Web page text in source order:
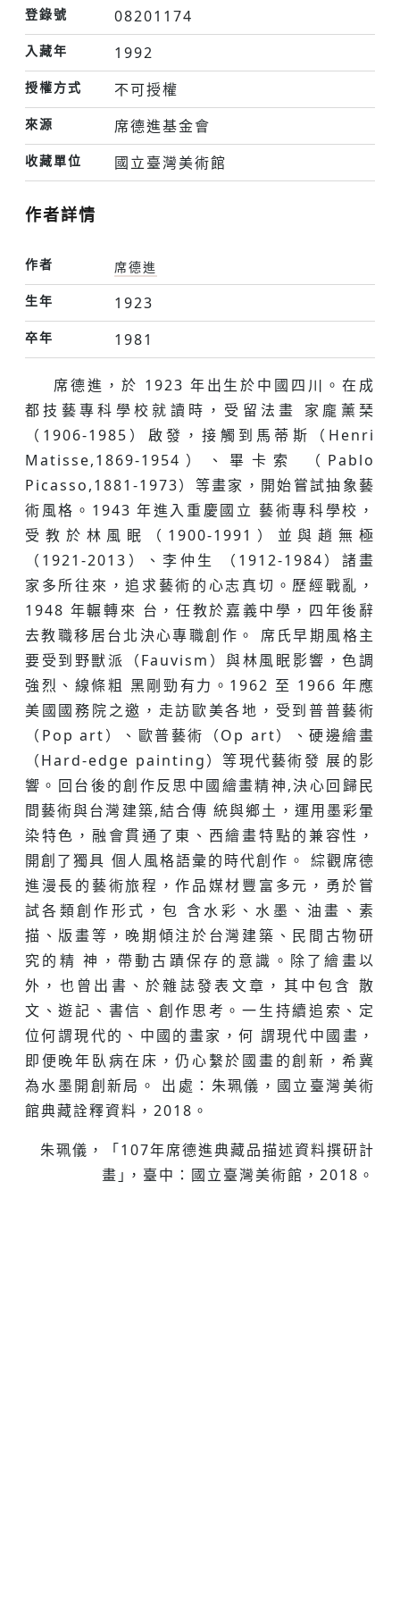
登錄號 08201174
入藏年 1992
授權方式 不可授權
來源 席德進基金會
收藏單位 國立臺灣美術館
作者詳情
作者
席德進
生年
1923
卒年 1981
席德進，於 1923 年出⽣於中國四川。在成
都技藝專科學校就讀時，受留法畫 家龐薰琹
（1906-1985）啟發，接觸到⾺蒂斯（Henri
Matisse,1869-1954）、畢卡索 （Pablo
Picasso,1881-1973）等畫家，開始嘗試抽象藝
術風格。1943 年進入重慶國⽴ 藝術專科學校，
受教於林風眠（1900-1991）並與趙無極
（1921-2013）、李仲⽣ （1912-1984）諸畫
家多所往來，追求藝術的⼼志真切。歷經戰亂，
1948 年輾轉來 台，任教於嘉義中學，四年後辭
去教職移居台北決⼼專職創作。 席氏早期風格主
要受到野獸派（Fauvism）與林風眠影響，⾊調
強烈、線條粗 ⿊剛勁有⼒。1962 至 1966 年應
美國國務院之邀，⾛訪歐美各地，受到普普藝術
（Pop art）、歐普藝術（Op art）、硬邊繪畫
（Hard-edge painting）等現代藝術發 展的影
響。回台後的創作反思中國繪畫精神,決⼼回歸民
間藝術與台灣建築,結合傳 統與鄉⼟，運⽤墨彩暈
染特⾊，融會貫通了東、西繪畫特點的兼容性，
開創了獨具 個⼈風格語彙的時代創作。 綜觀席德
進漫長的藝術旅程，作品媒材豐富多元，勇於嘗
試各類創作形式，包 含⽔彩、⽔墨、油畫、素
描、版畫等，晚期傾注於台灣建築、民間古物研
究的精 神，帶動古蹟保存的意識。除了繪畫以
外，也曾出書、於雜誌發表⽂章，其中包含 散
⽂、遊記、書信、創作思考。⼀⽣持續追索、定
位何謂現代的、中國的畫家，何 謂現代中國畫，
即便晚年臥病在床，仍⼼繫於國畫的創新，希冀
為⽔墨開創新局。 出處：朱珮儀，國立臺灣美術
館典藏詮釋資料，2018。
朱珮儀，「107年席德進典藏品描述資料撰研計
畫｣，臺中：國立臺灣美術館，2018。